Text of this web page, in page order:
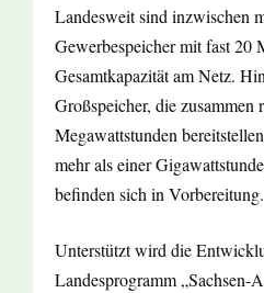
Landesweit sind inzwischen
Gewerbespeicher mit fast 20
Gesamtkapazität am Netz.
Großspeicher, die zusammen
Megawattstunden
mehr als einer
befinden sich in Vorbereitung.
Unterstützt wird die
Landesprogramm „Sachsen-